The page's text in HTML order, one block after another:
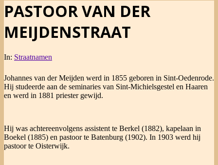
PASTOOR VAN DER
MEIJDENSTRAAT
In: Straatnamen
Johannes van der Meijden werd in 1855 geboren in Sint-Oedenrode.
Hij studeerde aan de seminaries van Sint-Michielsgestel en Haaren
en werd in 1881 priester gewijd.
Hij was achtereenvolgens assistent te Berkel (1882), kapelaan in
Boekel (1885) en pastoor te Batenburg (1902). In 1903 werd hij
pastoor te Oisterwijk.